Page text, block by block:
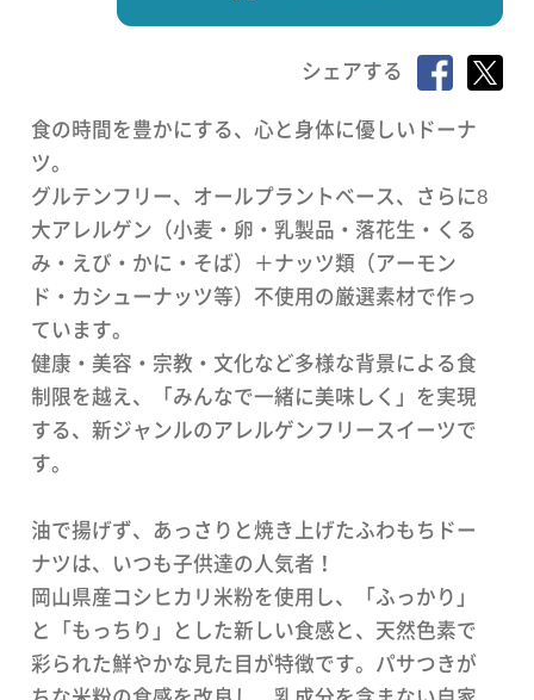
シェアする
食の時間を豊かにする、心と身体に優しいドーナ
ツ。
グルテンフリー、オールプラントベース、さらに8
大アレルゲン（小麦・卵・乳製品・落花生・くる
み・えび・かに・そば）＋ナッツ類（アーモン
ド・カシューナッツ等）不使用の厳選素材で作っ
ています。
健康・美容・宗教・文化など多様な背景による食
制限を越え、「みんなで一緒に美味しく」を実現
する、新ジャンルのアレルゲンフリースイーツで
す。
油で揚げず、あっさりと焼き上げたふわもちドー
ナツは、いつも子供達の人気者！
岡山県産コシヒカリ米粉を使用し、「ふっかり」
と「もっちり」とした新しい食感と、天然色素で
彩られた鮮やかな見た目が特徴です。パサつきが